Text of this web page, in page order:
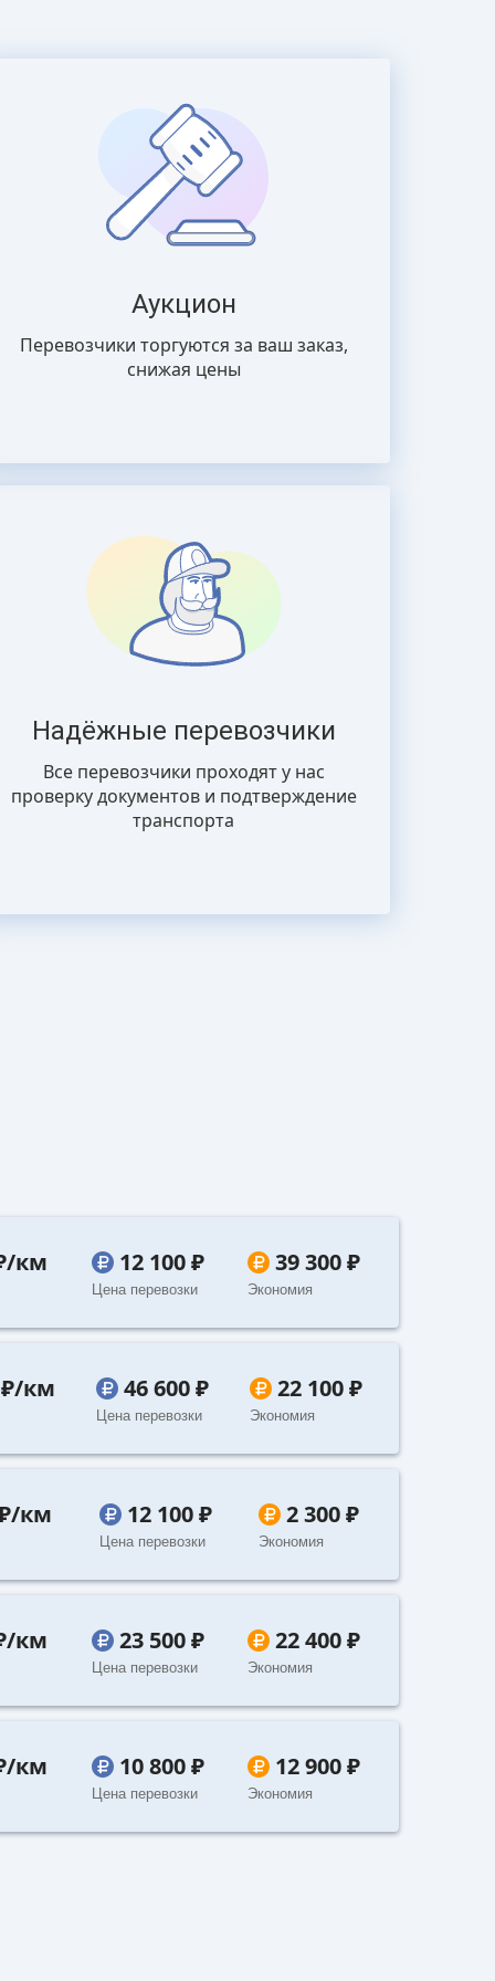
Аукцион
Перевозчики торгуются за ваш заказ,
снижая цены
Надёжные перевозчики
Все перевозчики проходят у нас
проверку документов и подтверждение
транспорта
км 12 100 ₽
Цена перевозки
39 300 ₽
Экономия
₽/км 46 600 ₽
Цена перевозки
22 100 ₽
Экономия
км 12 100 ₽
Цена перевозки
2 300 ₽
Экономия
км 23 500 ₽
Цена перевозки
22 400 ₽
Экономия
км 10 800 ₽
Цена перевозки
12 900 ₽
Экономия